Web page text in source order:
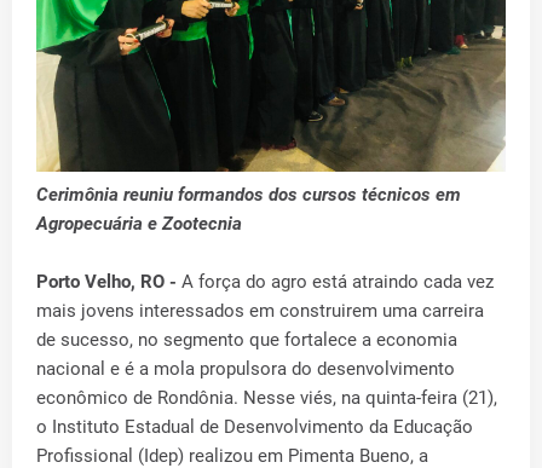
Cerimônia reuniu formandos dos cursos técnicos em
Agropecuária e Zootecnia
Porto Velho, RO - A força do agro está atraindo cada vez
mais jovens interessados em construirem uma carreira
de sucesso, no segmento que fortalece a economia
nacional e é a mola propulsora do desenvolvimento
econômico de Rondônia. Nesse viés, na quinta-feira (21),
o Instituto Estadual de Desenvolvimento da Educação
Profissional (Idep) realizou em Pimenta Bueno, a